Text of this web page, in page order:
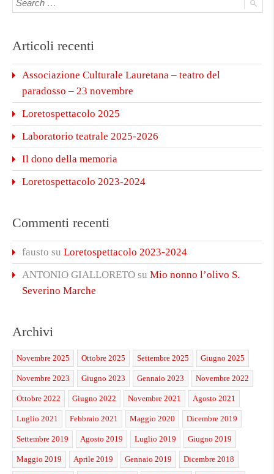
Articoli recenti
Associazione Culturale Lauretana – teatro del
paradosso – 23 novembre
Loretospettacolo 2025
Laboratorio teatrale 2025-2026
Il dono della memoria
Loretospettacolo 2023-2024
Commenti recenti
fausto su Loretospettacolo 2023-2024
ANTONIO GIALLORETO su Mio nonno l’olivo S.
Severino Marche
Archivi
Novembre 2025 Ottobre 2025 Settembre 2025 Giugno 2025
Novembre 2023 Giugno 2023 Gennaio 2023 Novembre 2022
Ottobre 2022 Giugno 2022 Novembre 2021 Agosto 2021
Luglio 2021 Febbraio 2021 Maggio 2020 Dicembre 2019
Settembre 2019 Agosto 2019 Luglio 2019 Giugno 2019
Maggio 2019 Aprile 2019 Gennaio 2019 Dicembre 2018